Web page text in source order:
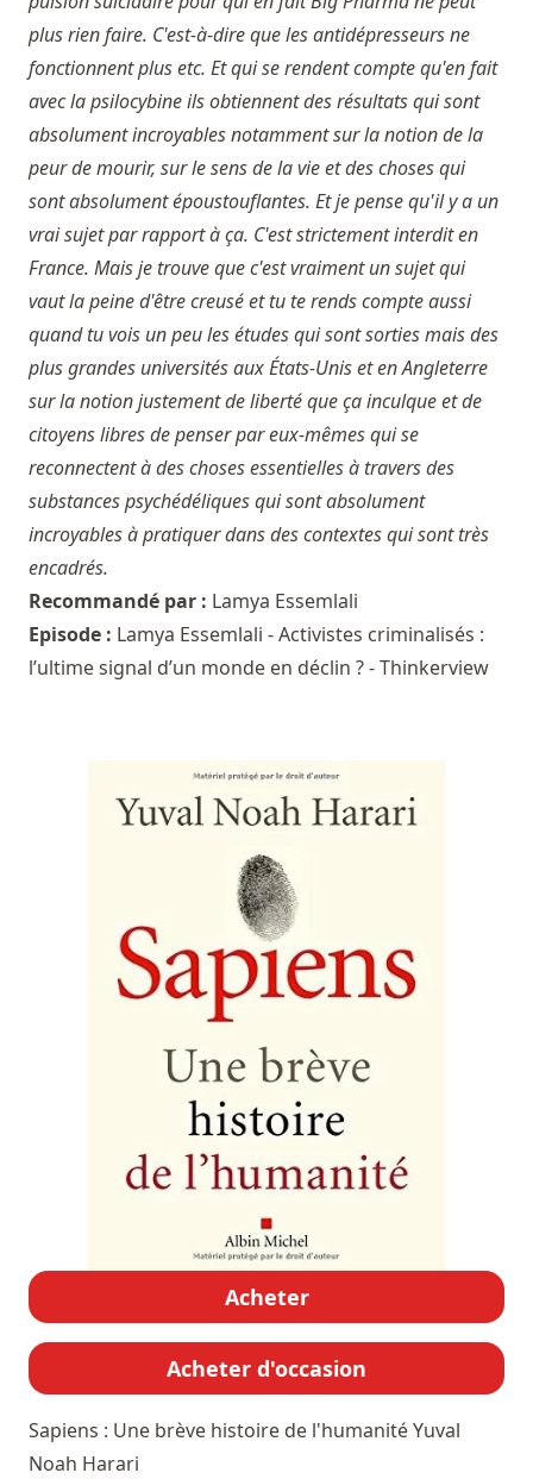
plus rien faire. C'est-à-dire que les antidépresseurs ne
fonctionnent plus etc. Et qui se rendent compte qu'en fait
avec la psilocybine ils obtiennent des résultats qui sont
absolument incroyables notamment sur la notion de la
peur de mourir, sur le sens de la vie et des choses qui
sont absolument époustouflantes. Et je pense qu'il y a un
vrai sujet par rapport à ça. C'est strictement interdit en
France. Mais je trouve que c'est vraiment un sujet qui
vaut la peine d'être creusé et tu te rends compte aussi
quand tu vois un peu les études qui sont sorties mais des
plus grandes universités aux États-Unis et en Angleterre
sur la notion justement de liberté que ça inculque et de
citoyens libres de penser par eux-mêmes qui se
reconnectent à des choses essentielles à travers des
substances psychédéliques qui sont absolument
incroyables à pratiquer dans des contextes qui sont très
encadrés.
Recommandé par : Lamya Essemlali
Episode : Lamya Essemlali - Activistes criminalisés :
l’ultime signal d’un monde en déclin ? - Thinkerview
Acheter
Acheter d'occasion
Sapiens : Une brève histoire de l'humanitéYuval
Noah Harari